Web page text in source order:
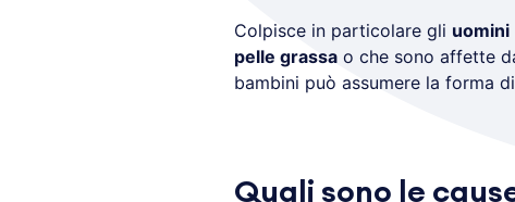
Colpisce in particolare gli uomini
pelle grassao che sono affette
bambini può assumere la forma di
Quali sono le